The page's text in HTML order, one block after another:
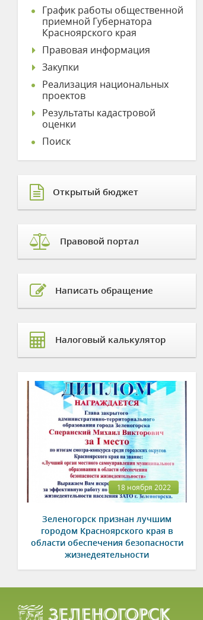
График работы общественной
приемной Губернатора
Красноярского края
Правовая информация
Закупки
Реализация национальных
проектов
Результаты кадастровой
оценки
Поиск
Открытый бюджет
Правовой портал
Написать обращение
Налоговый калькулятор
18 ноября 2022
Зеленогорск признан лучшим
городом Красноярского края в
области обеспечения безопасности
жизнедеятельности